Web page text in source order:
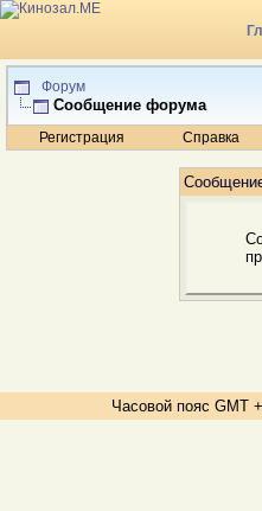
Форум
Сообщение форума
Регистрация Справка
Часовой пояс GMT